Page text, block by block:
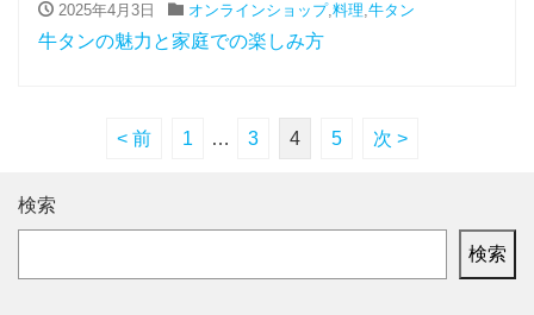
2025年4月3日 オンラインショップ,料理,牛タン
牛タンの魅力と家庭での楽しみ方
< 前 1 … 3 4 5 次 >
検索
検索